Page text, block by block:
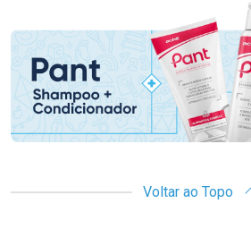
Promoção em Destaque
Voltar ao Topo